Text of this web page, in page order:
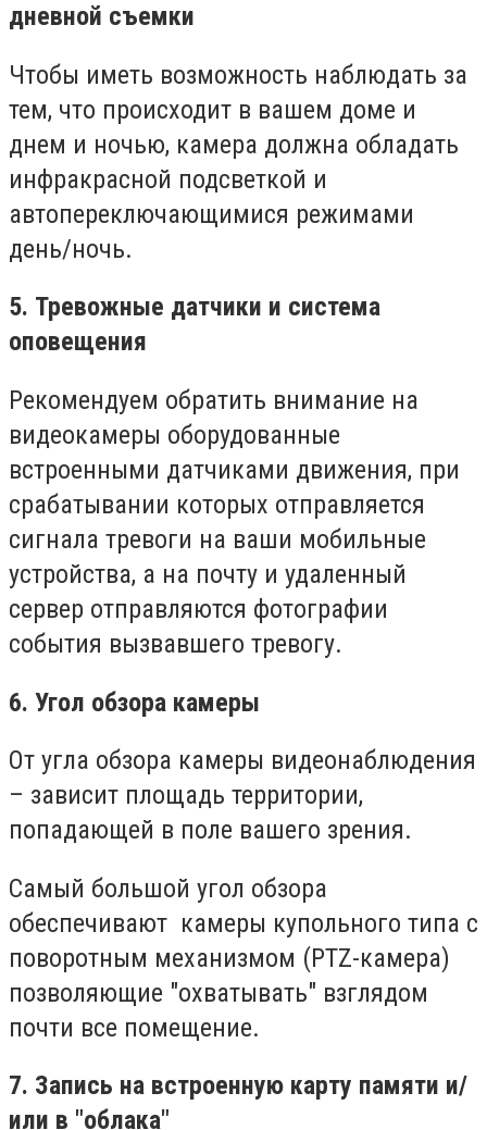
дневной съемки
Чтобы иметь возможность наблюдать за
тем, что происходит в вашем доме и
днем и ночью, камера должна обладать
инфракрасной подсветкой и
автопереключающимися режимами
день/ночь.
5. Тревожные датчики и система
оповещения
Рекомендуем обратить внимание на
видеокамеры оборудованные
встроенными датчиками движения, при
срабатывании которых отправляется
сигнала тревоги на ваши мобильные
устройства, а на почту и удаленный
сервер отправляются фотографии
события вызвавшего тревогу.
6. Угол обзора камеры
От угла обзора камеры видеонаблюдения
– зависит площадь территории,
попадающей в поле вашего зрения.
Самый большой угол обзора
обеспечивают камеры купольного типа с
поворотным механизмом (PTZ-камера)
позволяющие "охватывать" взглядом
почти все помещение.
7. Запись на встроенную карту памяти и/
или в "облака"